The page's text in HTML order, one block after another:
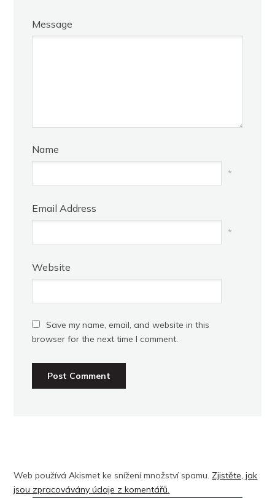
Message
Name
*
Email Address
*
Website
Save my name, email, and website in this
browser for the next time I comment.
Web používá Akismet ke snížení množství spamu. Zjistěte, jak
jsou zpracovávány údaje z komentářů.